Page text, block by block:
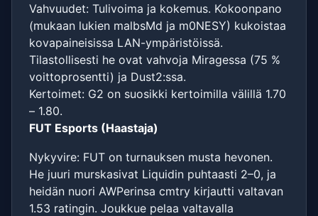
Vahvuudet: Tulivoima ja kokemus. Kokoonpano
(mukaan lukien malbsMd ja m0NESY) kukoistaa
kovapaineisissa LAN-ympäristöissä.
Tilastollisesti he ovat vahvoja Miragessa (75 %
voittoprosentti) ja Dust2:ssa.
Kertoimet: G2 on suosikki kertoimilla välillä 1.70
– 1.80.
FUT Esports (Haastaja)
Nykyvire: FUT on turnauksen musta hevonen.
He juuri murskasivat Liquidin puhtaasti 2–0, ja
heidän nuori AWPerinsa cmtry kirjautti valtavan
1.53 ratingin. Joukkue pelaa valtavalla